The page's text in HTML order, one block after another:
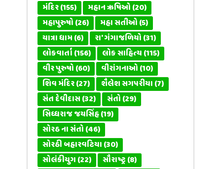
મંદિર(155) મહાન ઋષિઓ(20)
મહાપુરુષો(26) મહા સતીઓ(5)
યાત્રા ધામ(6) રા' ગંગાજળિયો(31)
લોકવાર્તા(156) લોક સાહિત્ય(115)
વીર પુરુષો(60) વીરાંગનાઓ(10)
શિવ મંદિર(27) શૈલેશ સગપરીયા(7)
સંત દેવીદાસ(32) સંતો(29)
સિધ્ધરાજ જયસિંહ(19)
સોરઠ ના સંતો(46)
સોરઠી બહારવટિયા(30)
સોલંકીયુગ(22) સૌરાષ્ટ્ર(8)